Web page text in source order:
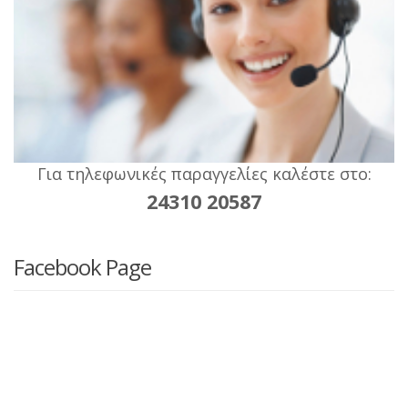
Για τηλεφωνικές παραγγελίες καλέστε στο:
24310 20587
Facebook Page